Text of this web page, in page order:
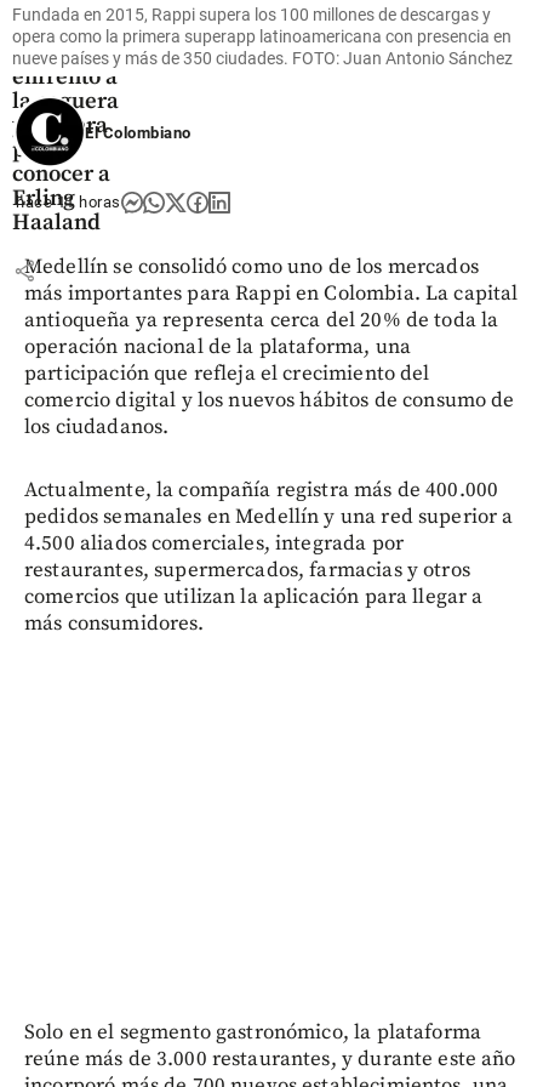
Manchester
City se
enfrentó a
la ceguera
y sordera
para
conocer a
Erling
Haaland
share
Fundada en 2015, Rappi supera los 100 millones de descargas y
opera como la primera superapp latinoamericana con presencia en
nueve países y más de 350 ciudades. FOTO: Juan Antonio Sánchez
El Colombiano
hace 11 horas
Medellín se consolidó como uno de los mercados
más importantes para Rappi en Colombia. La capital
antioqueña ya representa cerca del 20% de toda la
operación nacional de la plataforma, una
participación que refleja el crecimiento del
comercio digital y los nuevos hábitos de consumo de
los ciudadanos.
Actualmente, la compañía registra más de 400.000
pedidos semanales en Medellín y una red superior a
4.500 aliados comerciales, integrada por
restaurantes, supermercados, farmacias y otros
comercios que utilizan la aplicación para llegar a
más consumidores.
Solo en el segmento gastronómico, la plataforma
reúne más de 3.000 restaurantes, y durante este año